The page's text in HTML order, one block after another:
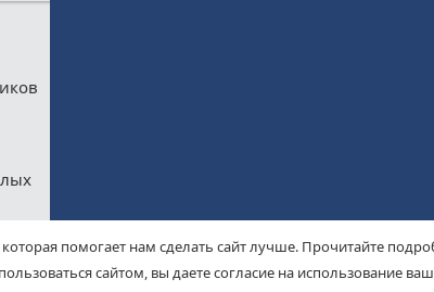
помогает нам сделать сайт лучше. Прочитайте
сайтом, вы даете согласие на использование